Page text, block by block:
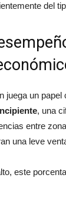
del
juega un papel
, una
entre
una leve
este